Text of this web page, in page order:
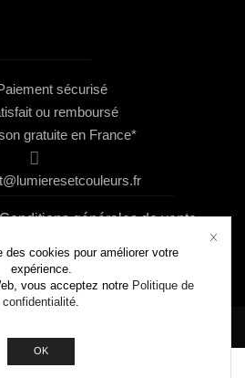
sécurisé
ou remboursé
gratuite en France*
Conditions générales de vente–
Lumières et Couleurs.
des cookies pour améliorer votre
expérience.
vous acceptez notre Politique de
confidentialité
OK